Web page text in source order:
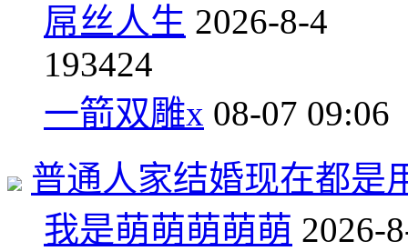
屌丝人生 2026-8-4
193424
一箭双雕x 08-07 09:06
普通人家结婚现在都是
我是萌萌萌萌萌 2026-